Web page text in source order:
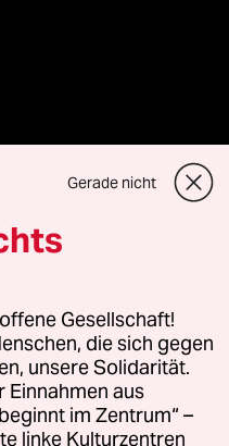
GmbH
oder für Genehmigungen
Richtlinien
Gerade nicht
Gesellschaft!
die sich gegen
unsere Solidarität.
Einnahmen aus
im Zentrum“ –
linke Kulturzentren